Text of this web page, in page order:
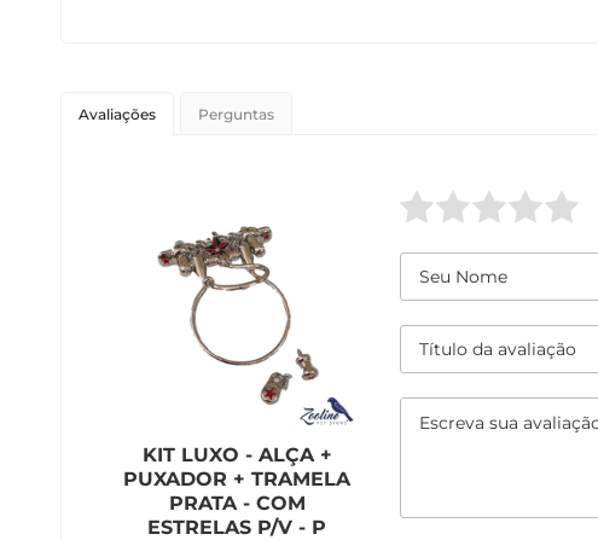
Avaliações Perguntas
KIT LUXO - ALÇA +
PUXADOR + TRAMELA
PRATA - COM
ESTRELAS P/V - P